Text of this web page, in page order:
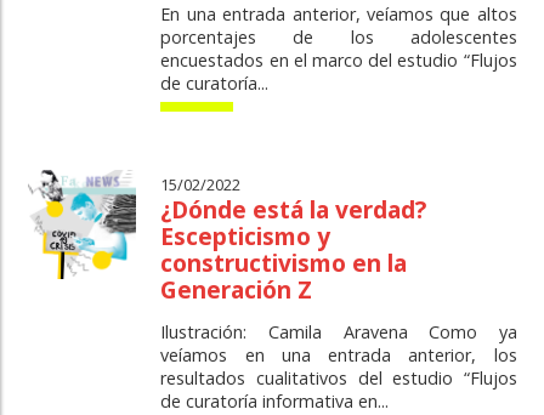
En una entrada anterior, veíamos que altos
porcentajes de los adolescentes
encuestados en el marco del estudio “Flujos
de curatoría...
15/02/2022
¿Dónde está la verdad?
Escepticismo y
constructivismo en la
Generación Z
Ilustración: Camila Aravena Como ya
veíamos en una entrada anterior, los
resultados cualitativos del estudio “Flujos
de curatoría informativa en...